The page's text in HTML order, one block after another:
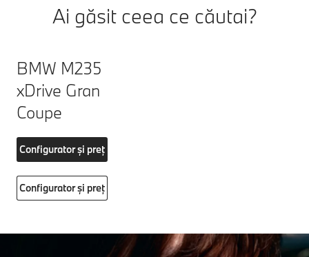
Ai găsit ceea ce căutai?
BMW M235
xDrive Gran
Coupe
Configurator și preț
Configurator și preț